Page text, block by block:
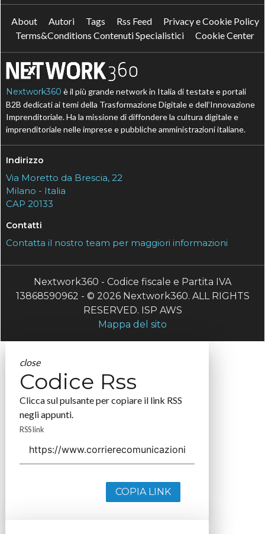
About Autori Tags Rss Feed
Privacy e Cookie Policy
Terms&Conditions Contenuti Specialistici
Cookie Center
Nextwork360 è il più grande network in Italia di testate e portali
B2B dedicati ai temi della Trasformazione Digitale e dell’Innovazione
Imprenditoriale. Ha la missione di diffondere la cultura digitale e
imprenditoriale nelle imprese e pubbliche amministrazioni italiane.
Indirizzo
Via Moretto da Brescia, 22
Milano - Italia
CAP 20133
Contatti
Contatta il nostro team per maggiori informazioni
Nextwork360 - Codice fiscale e Partita IVA
13868590962 - © 2026 Nextwork360. ALL RIGHTS
RESERVED. ISP AWS
Mappa del sito
close
Codice Rss
Clicca sul pulsante per copiare il link RSS
negli appunti.
RSS link
COPIA LINK